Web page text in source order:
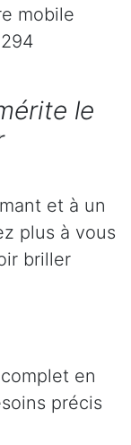
mobile
le
et à un
plus à vous
briller
en
précis